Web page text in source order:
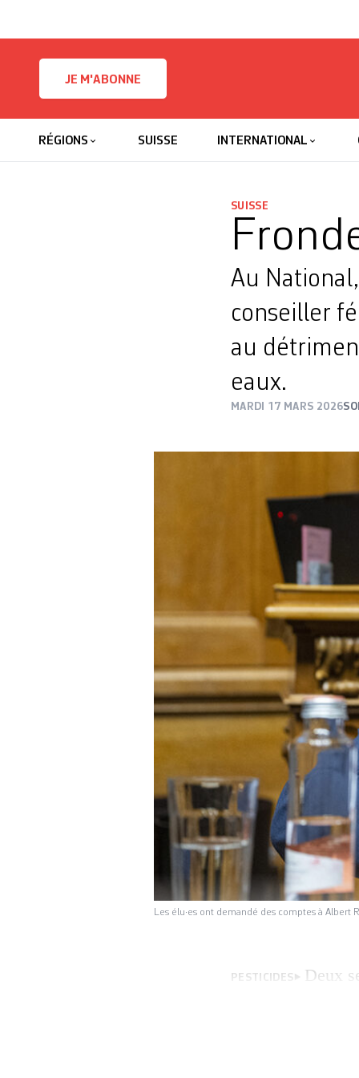
JE M'ABONNE
RÉGIONS SUISSE INTERNATIONAL
SUISSE
Au
conseiller
au
eaux.
MARDI 17 MARS 2026
Les élu·es ont demandé des comptes à Albert
PESTICIDES
Deux